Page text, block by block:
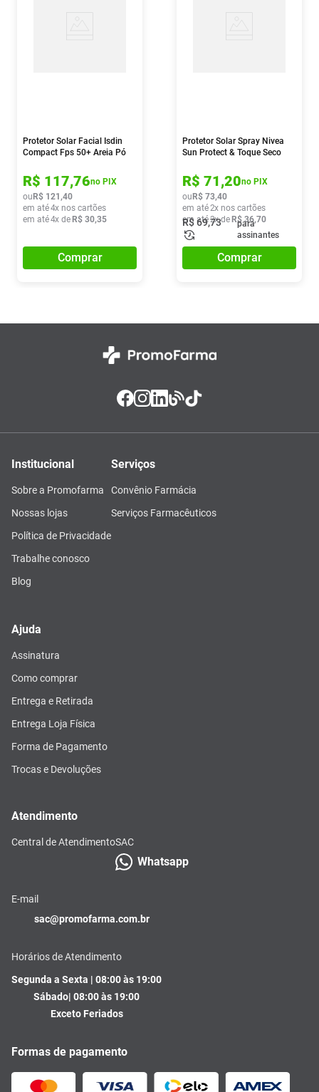
Protetor Solar Facial Isdin
Compact Fps 50+ Areia Pó
R$ 117,76no PIX
ou R$ 121 ,40
em até4x nos cartões
em até4x de R$ 30,35
Comprar
Protetor Solar Spray Nivea
Sun Protect & Toque Seco
R$ 71,20no PIX
ou R$ 73,40
em até2x nos cartões
em até2x de R$ 36,70
R$69,73
para
assinantes
Comprar
Institucional
Sobre a Promofarma
Nossas lojas
Política de Privacidade
Trabalhe conosco
Blog
Serviços
Convênio Farmácia
Serviços Farmacêuticos
Ajuda
Assinatura
Como comprar
Entrega e Retirada
Entrega Loja Física
Forma de Pagamento
Trocas e Devoluções
Atendimento
Central de AtendimentoSAC
Whatsapp
E-mail
sac@promofarma.com.br
Horários de Atendimento
Segunda a Sexta | 08:00 às 19:00
Sábado| 08:00 às 19:00
Exceto Feriados
Formas de pagamento